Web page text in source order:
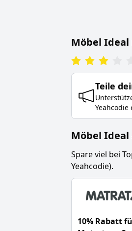
Möbel Ideal
Teile
Yeahcodie
Möbel Ideal
Spare viel bei
Yeahcodie).
10% Rabatt